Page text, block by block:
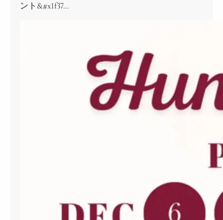
ント&#x1f37…